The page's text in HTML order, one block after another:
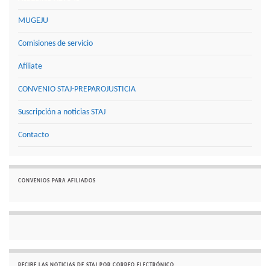
MUGEJU
Comisiones de servicio
Afíliate
CONVENIO STAJ-PREPAROJUSTICIA
Suscripción a noticias STAJ
Contacto
CONVENIOS PARA AFILIADOS